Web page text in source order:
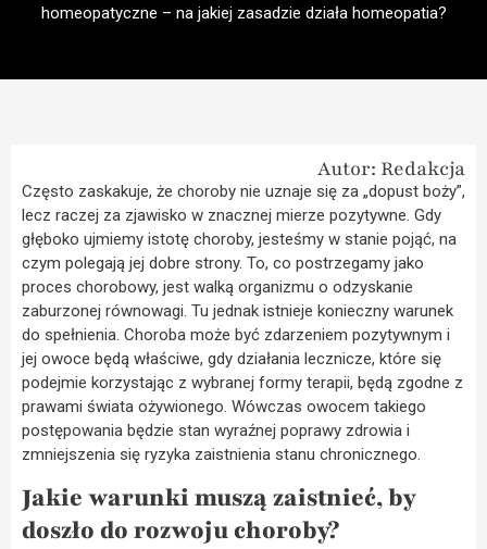
homeopatyczne – na jakiej zasadzie działa homeopatia?
Autor: Redakcja
Często zaskakuje, że choroby nie uznaje się za „dopust boży”,
lecz raczej za zjawisko w znacznej mierze pozytywne. Gdy
głęboko ujmiemy istotę choroby, jesteśmy w stanie pojąć, na
czym polegają jej dobre strony. To, co postrzegamy jako
proces chorobowy, jest walką organizmu o odzyskanie
zaburzonej równowagi. Tu jednak istnieje konieczny warunek
do spełnienia. Choroba może być zdarzeniem pozytywnym i
jej owoce będą właściwe, gdy działania lecznicze, które się
podejmie korzystając z wybranej formy terapii, będą zgodne z
prawami świata ożywionego. Wówczas owocem takiego
postępowania będzie stan wyraźnej poprawy zdrowia i
zmniejszenia się ryzyka zaistnienia stanu chronicznego.
Jakie warunki muszą zaistnieć, by
doszło do rozwoju choroby?